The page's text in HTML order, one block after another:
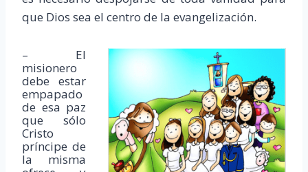
que Dios sea el centro de la evangelización.
– El
misionero
debe estar
empapado
de esa paz
que sólo
Cristo
príncipe de
la misma